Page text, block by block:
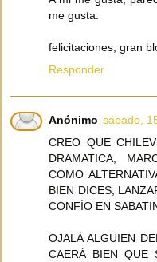
me gusta.
felicitaciones, gran
Responder
Anónimo sábado,
CREO QUE
DRAMATICA,
COMO
BIEN DICES,
CONFÍO EN
OJALÁ ALGUIEN
CAERÁ BIEN QUE